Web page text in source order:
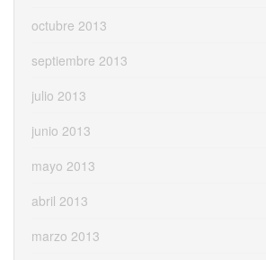
octubre 2013
septiembre 2013
julio 2013
junio 2013
mayo 2013
abril 2013
marzo 2013